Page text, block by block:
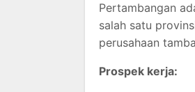
Pertambangan
salah satu
perusahaan
Prospek kerja: